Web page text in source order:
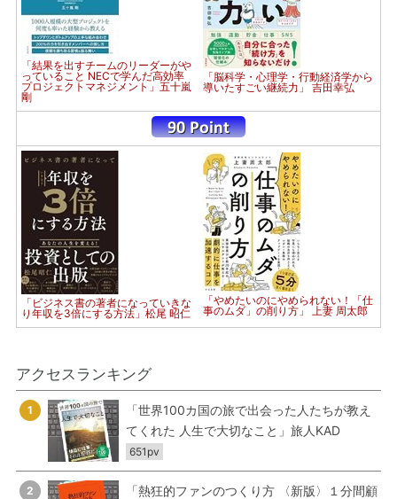
「結果を出すチームのリーダーがや
っていること NECで学んだ高効率
プロジェクトマネジメント」五十嵐
剛
「脳科学・心理学・行動経済学から
導いたすごい継続力」 吉田幸弘
「ビジネス書の著者になっていきな
り年収を3倍にする方法」松尾 昭仁
「やめたいのにやめられない！「仕
事のムダ」の削り方」 上妻 周太郎
アクセスランキング
1
「世界100カ国の旅で出会った人たちが教え
てくれた 人生で大切なこと」旅人KAD
651pv
2
「熱狂的ファンのつくり方 〈新版〉１分間顧